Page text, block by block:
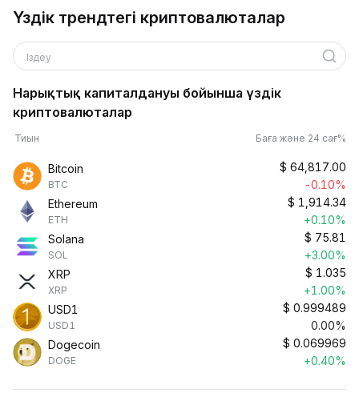
Үздік трендтегі криптовалюталар
Іздеу
Нарықтық капиталдануы бойынша үздік
криптовалюталар
Тиын Баға және 24 сағ%
Bitcoin
BTC
$ 64,817.00
-0.10%
Ethereum
ETH
$ 1,914.34
+0.10%
Solana
SOL
$ 75.81
+3.00%
XRP
XRP
$ 1.035
+1.00%
USD1
USD1
$ 0.999489
0.00%
Dogecoin
DOGE
$ 0.069969
+0.40%